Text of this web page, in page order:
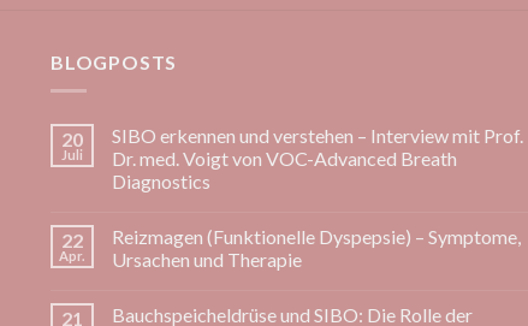
BLOGPOSTS
20
Juli
SIBO erkennen und verstehen – Interview mit Prof.
Dr. med. Voigt von VOC-Advanced Breath
Diagnostics
zu
SIBO
erkennen
–
22
Apr.
Reizmagen (Funktionelle Dyspepsie) – Symptome,
Ursachen und Therapie
zu
21 Bauchspeicheldrüse und SIBO: Die Rolle der